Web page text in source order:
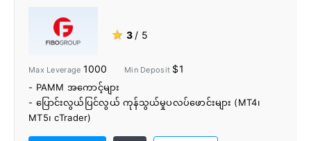
★ 3 / 5
Max Leverage 1000 Min Deposit $1
- PAMM အကောင့်များ
- ပြောင်းလွယ်ပြင်လွယ် ကုန်သွယ်မှုပလပ်ဖောင်းများ (MT4၊
MT5၊ cTrader)